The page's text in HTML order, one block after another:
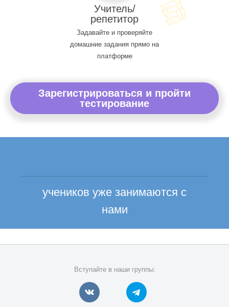
Учитель/
репетитор
Задавайте и проверяйте
домашние задания прямо на
платформе
Зарегистрироваться и пройти
тестирование
учеников уже занимаются с
нами
Вступайте в наши группы: